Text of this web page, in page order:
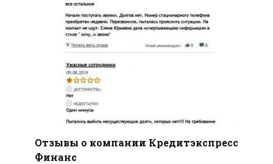
Отзывы о компании Кредитэкспресс
Финанс